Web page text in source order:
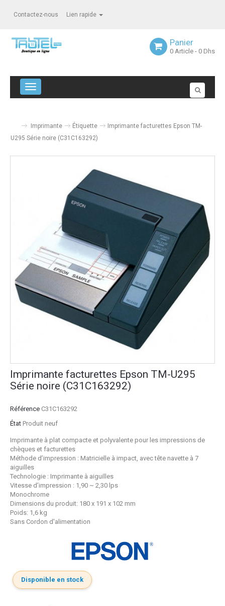
Contactez-nous Lien rapide
Panier
0 Article - 0 Dhs
Navigation bascule
Imprimante Étiquette
Imprimante facturettes Epson TM-
U295 Série noire (C31C163292)
Imprimante facturettes Epson TM-U295
Série noire (C31C163292)
Référence C31C163292
État Produit neuf
Imprimante à plat compacte et polyvalente pour les impressions de
chèques et facturettes
Méthode d’impression : Matricielle à impact, avec tête navette à 7
aiguilles
Technologie : Imprimante à aiguilles
Vitesse d’impression : 1,90 ~ 2,30 lps
Monochrome
Dimensions du produit: 180‎ x 191 x 102 mm
Poids: 1,6 kg
Sans Cordon d'alimentation
Disponible en stock